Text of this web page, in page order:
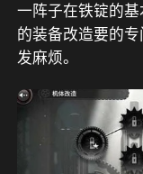
一阵子在铁锭的
的装备改造要的
发麻烦。